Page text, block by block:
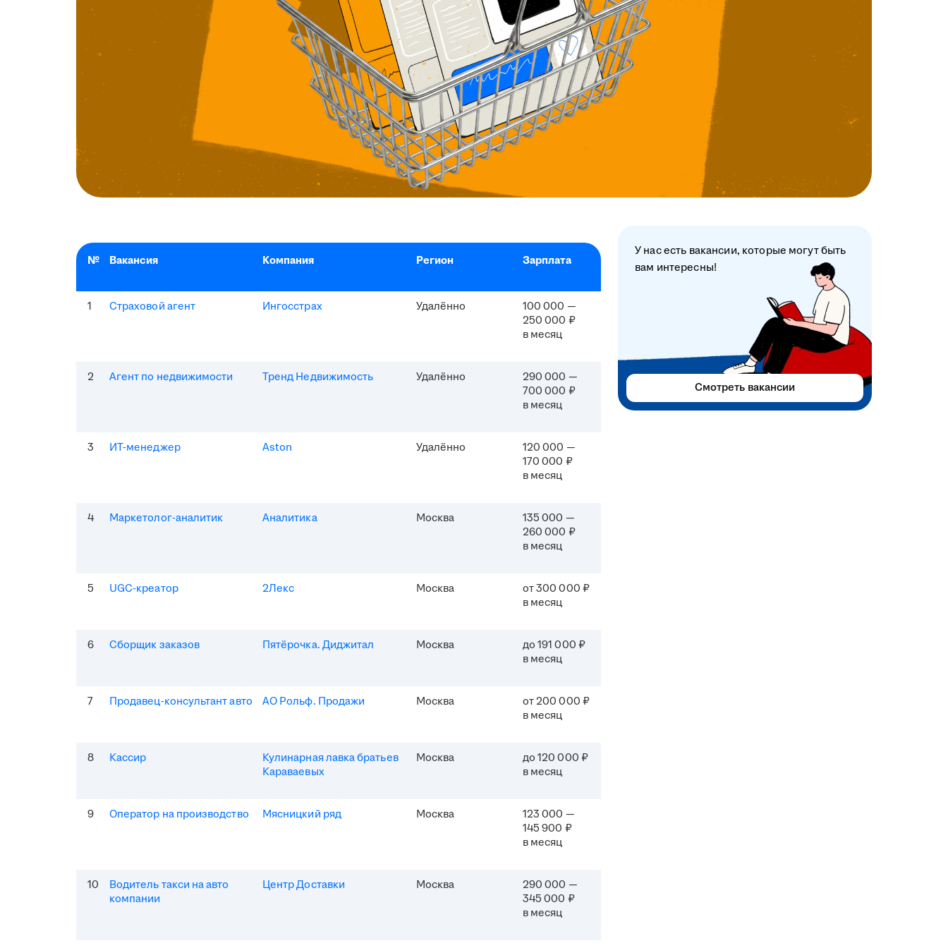
№ Вакансия Компания Регион Зарплата
1 Страховой агент Ингосстрах Удалённо
100 000 —
250 000 ₽
в месяц
2 Агент по недвижимости Тренд Недвижимость Удалённо
290 000 —
700 000 ₽
в месяц
3 ИТ-менеджер Aston Удалённо
120 000 —
170 000 ₽
в месяц
4 Маркетолог-аналитик Аналитика Москва
135 000 —
260 000 ₽
в месяц
5 UGC-креатор 2Лекс Москва
от 300 000 ₽
в месяц
6 Сборщик заказов Пятёрочка. Диджитал Москва
до 191 000 ₽
в месяц
7 Продавец-консультант авто АО Рольф. Продажи Москва
от 200 000 ₽
в месяц
8 Кассир
Кулинарная лавка братьев
Караваевых
Москва
до 120 000 ₽
в месяц
9 Оператор на производство Мясницкий ряд Москва
123 000 —
145 900 ₽
в месяц
10
Водитель такси на авто
компании
Центр Доставки Москва
290 000 —
345 000 ₽
в месяц
У нас есть вакансии, которые могут быть
вам интересны!
Смотреть вакансии